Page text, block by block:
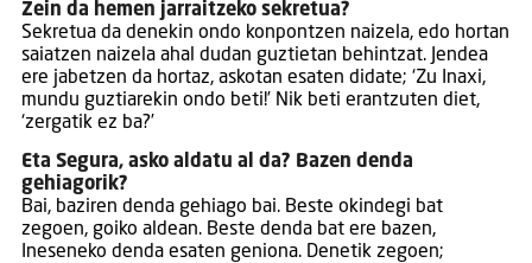
Zein da hemen jarraitzeko sekretua?
Sekretua da denekin ondo konpontzen naizela, edo hortan
saiatzen naizela ahal dudan guztietan behintzat. Jendea
ere jabetzen da hortaz, askotan esaten didate; ‘Zu Inaxi,
mundu guztiarekin ondo beti!’ Nik beti erantzuten diet,
‘zergatik ez ba?’
Eta Segura, asko aldatu al da? Bazen denda
gehiagorik?
Bai, baziren denda gehiago bai. Beste okindegi bat
zegoen, goiko aldean. Beste denda bat ere bazen,
Ineseneko denda esaten geniona. Denetik zegoen;